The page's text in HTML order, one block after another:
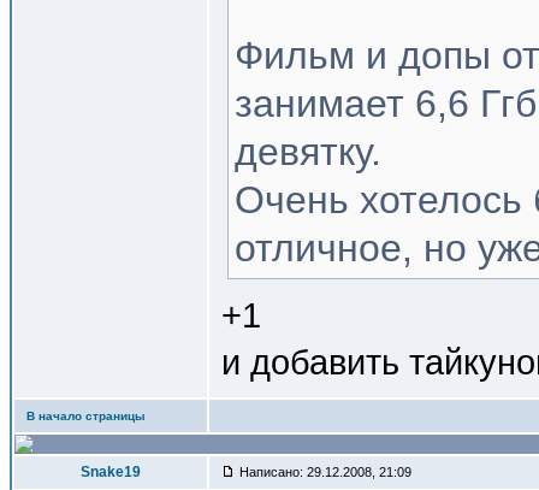
Фильм и допы
занимает 6,6
девятку.
Очень хотелось
отличное, но
+1
и добавить
В начало страницы
Snake19 Написано: 29.12.2008, 21:09